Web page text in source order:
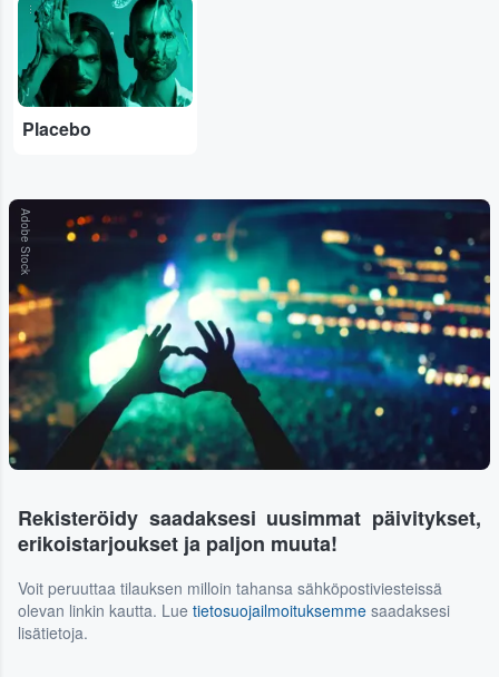
...
Placebo
Adobe Stock
Rekisteröidy saadaksesi uusimmat päivitykset,
erikoistarjoukset ja paljon muuta!
Voit peruuttaa tilauksen milloin tahansa sähköpostiviesteissä
olevan linkin kautta. Lue tietosuojailmoituksemme saadaksesi
lisätietoja.